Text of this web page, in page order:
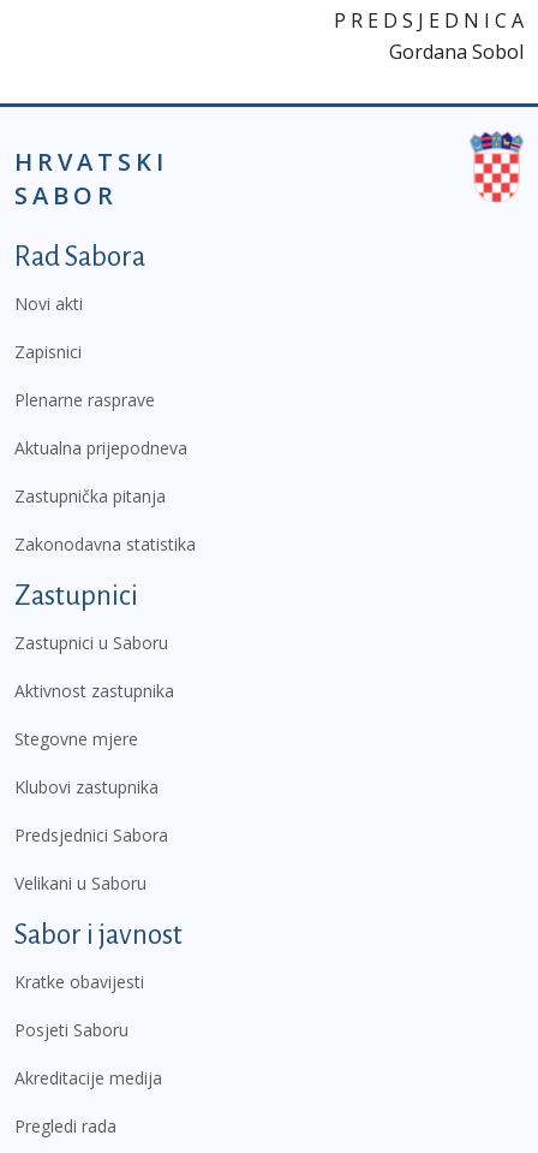
P R E D S J E D N I C A
Gordana Sobol
HRVATSKI
SABOR
Podnožje prvi izbornik
Rad Sabora
Novi akti
Zapisnici
Plenarne rasprave
Aktualna prijepodneva
Zastupnička pitanja
Zakonodavna statistika
Zastupnici
Zastupnici u Saboru
Aktivnost zastupnika
Stegovne mjere
Klubovi zastupnika
Predsjednici Sabora
Velikani u Saboru
Sabor i javnost
Kratke obavijesti
Posjeti Saboru
Akreditacije medija
Pregledi rada